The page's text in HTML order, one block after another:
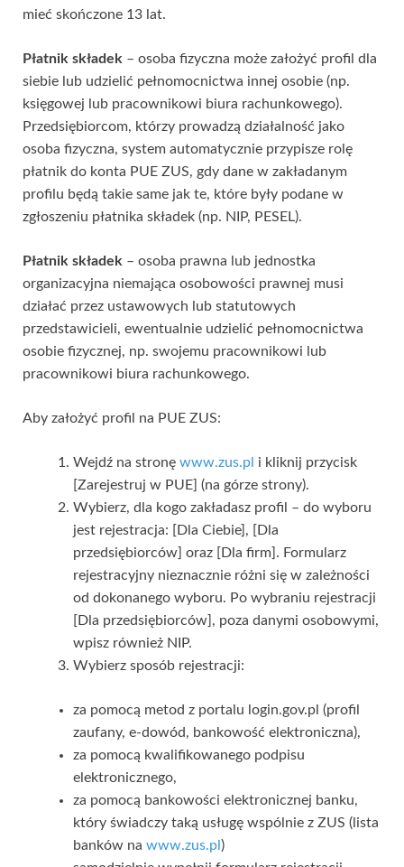
mieć skończone 13 lat.
Płatnik składek – osoba fizyczna może założyć profil dla
siebie lub udzielić pełnomocnictwa innej osobie (np.
księgowej lub pracownikowi biura rachunkowego).
Przedsiębiorcom, którzy prowadzą działalność jako
osoba fizyczna, system automatycznie przypisze rolę
płatnik do konta PUE ZUS, gdy dane w zakładanym
profilu będą takie same jak te, które były podane w
zgłoszeniu płatnika składek (np. NIP, PESEL).
Płatnik składek – osoba prawna lub jednostka
organizacyjna niemająca osobowości prawnej musi
działać przez ustawowych lub statutowych
przedstawicieli, ewentualnie udzielić pełnomocnictwa
osobie fizycznej, np. swojemu pracownikowi lub
pracownikowi biura rachunkowego.
Aby założyć profil na PUE ZUS:
Wejdź na stronę www.zus.pl i kliknij przycisk
[Zarejestruj w PUE] (na górze strony).
Wybierz, dla kogo zakładasz profil – do wyboru
jest rejestracja: [Dla Ciebie], [Dla
przedsiębiorców] oraz [Dla firm]. Formularz
rejestracyjny nieznacznie różni się w zależności
od dokonanego wyboru. Po wybraniu rejestracji
[Dla przedsiębiorców], poza danymi osobowymi,
wpisz również NIP.
Wybierz sposób rejestracji:
za pomocą metod z portalu login.gov.pl (profil
zaufany, e-dowód, bankowość elektroniczna),
za pomocą kwalifikowanego podpisu
elektronicznego,
za pomocą bankowości elektronicznej banku,
który świadczy taką usługę wspólnie z ZUS (lista
banków na www.zus.pl)